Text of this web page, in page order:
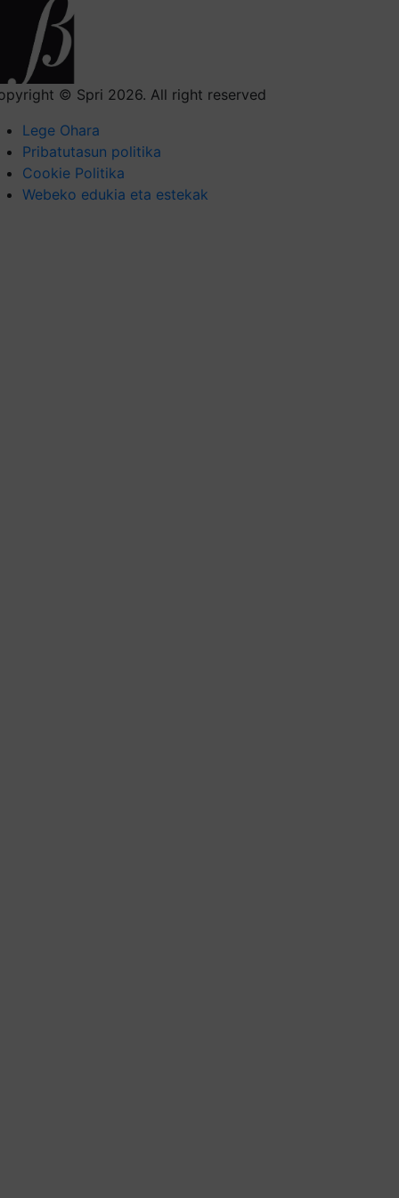
© Spri 2026. All right reserved
Lege Ohara
Pribatutasun politika
Cookie Politika
Webeko edukia eta estekak